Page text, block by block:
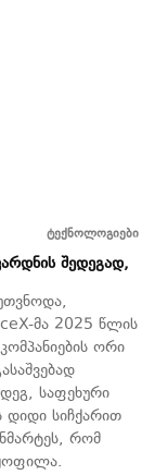
ტექნოლოგიები
შედეგად,
მა 2025 წლის
ორი
საფეხური
დიდი სიჩქარით
რომ